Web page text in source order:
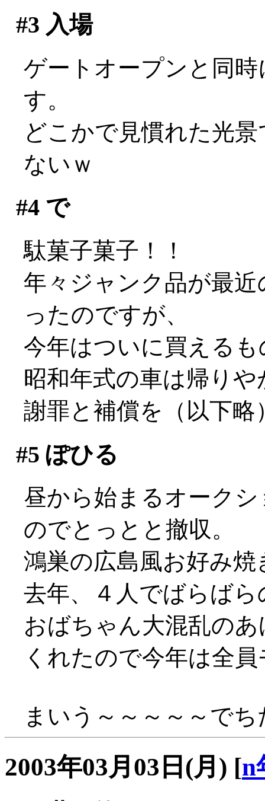
#3 入場
ゲートオープンと同
す。
どこかで見慣れた光
ないｗ
#4で
駄菓子菓子！！
年々ジャンク品が最
ったのですが、
今年はついに買える
昭和年式の車は帰りや
謝罪と補償を（以下略
#5 ぽひる
昼から始まるオーク
のでとっとと撤収。
鴻巣の広島風お好み
去年、４人でばらば
おばちゃん大混乱の
くれたので今年は全
まいう～～～～～でち
2003年03月03日(月) [n